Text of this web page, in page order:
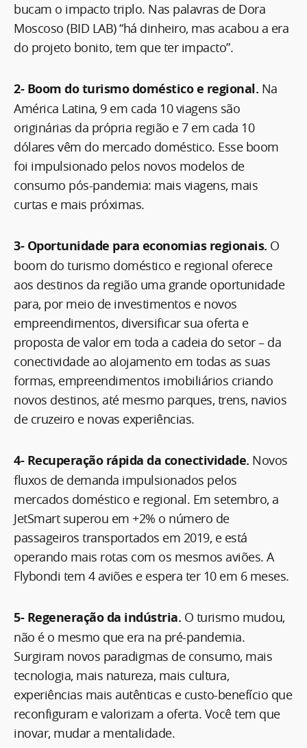
bucam o impacto triplo. Nas palavras de Dora
Moscoso (BID LAB) “há dinheiro, mas acabou a era
do projeto bonito, tem que ter impacto”.
2- Boom do turismo doméstico e regional. Na
América Latina, 9 em cada 10 viagens são
originárias da própria região e 7 em cada 10
dólares vêm do mercado doméstico. Esse boom
foi impulsionado pelos novos modelos de
consumo pós-pandemia: mais viagens, mais
curtas e mais próximas.
3- Oportunidade para economias regionais. O
boom do turismo doméstico e regional oferece
aos destinos da região uma grande oportunidade
para, por meio de investimentos e novos
empreendimentos, diversificar sua oferta e
proposta de valor em toda a cadeia do setor – da
conectividade ao alojamento em todas as suas
formas, empreendimentos imobiliários criando
novos destinos, até mesmo parques, trens, navios
de cruzeiro e novas experiências.
4- Recuperação rápida da conectividade. Novos
fluxos de demanda impulsionados pelos
mercados doméstico e regional. Em setembro, a
JetSmart superou em +2% o número de
passageiros transportados em 2019, e está
operando mais rotas com os mesmos aviões. A
Flybondi tem 4 aviões e espera ter 10 em 6 meses.
5- Regeneração da indústria. O turismo mudou,
não é o mesmo que era na pré-pandemia.
Surgiram novos paradigmas de consumo, mais
tecnologia, mais natureza, mais cultura,
experiências mais autênticas e custo-benefício que
reconfiguram e valorizam a oferta. Você tem que
inovar, mudar a mentalidade.